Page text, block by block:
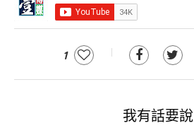
1
我有話要說